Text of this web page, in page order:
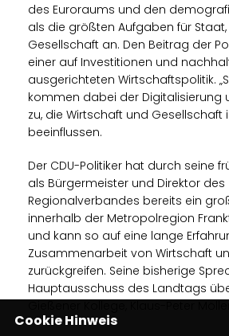
des Euroraums und den
als die größten Aufgaben für
Gesellschaft an. Den Beitrag der
einer auf Investitionen und
ausgerichteten Wirtschaftspolitik.
kommen dabei der Digitalisierung
zu, die Wirtschaft und Gesellschaft
beeinflussen.
Der CDU-Politiker hat durch seine
als Bürgermeister und Direktor des
Regionalverbandes bereits ein
innerhalb der Metropolregion
und kann so auf eine lange
Zusammenarbeit von Wirtschaft
zurückgreifen. Seine bisherige
Hauptausschuss des Landtags
Cookie Hinweis